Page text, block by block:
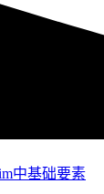
中基础要素